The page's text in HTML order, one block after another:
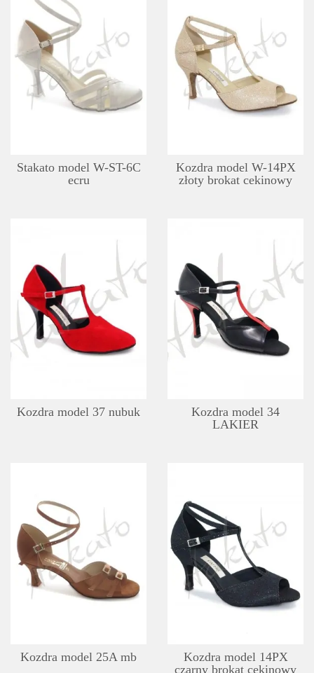
LISTA ŻYCZEŃ
SZCZEGÓŁY
Stakato model W-ST-6C
ecru
Kozdra model W-14PX
złoty brokat cekinowy
LISTA ŻYCZEŃ
SZCZEGÓŁY
Kozdra model 37 nubuk
Kozdra model 34
LAKIER
LISTA ŻYCZEŃ
SZCZEGÓŁY
Kozdra model 25A mb
Kozdra model 14PX
czarny brokat cekinowy